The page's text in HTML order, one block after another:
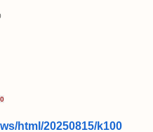
html/20250815/k100